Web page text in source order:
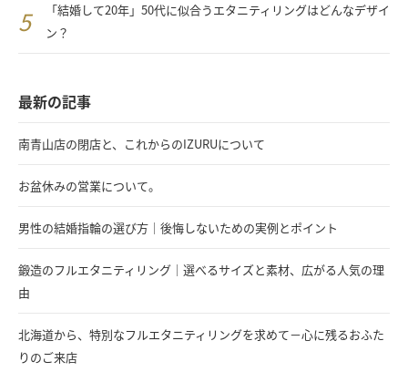
「結婚して20年」50代に似合うエタニティリングはどんなデザイ
ン？
最新の記事
南青山店の閉店と、これからのIZURUについて
お盆休みの営業について。
男性の結婚指輪の選び方｜後悔しないための実例とポイント
鍛造のフルエタニティリング｜選べるサイズと素材、広がる人気の理
由
北海道から、特別なフルエタニティリングを求めて－心に残るおふた
りのご来店